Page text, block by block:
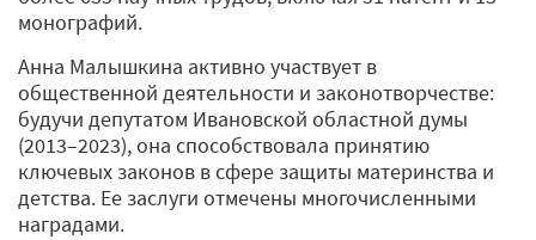
монографий.
Анна Малышкина активно участвует в
общественной деятельности и законотворчестве:
будучи депутатом Ивановской областной думы
(2013–2023), она способствовала принятию
ключевых законов в сфере защиты материнства и
детства. Ее заслуги отмечены многочисленными
наградами.